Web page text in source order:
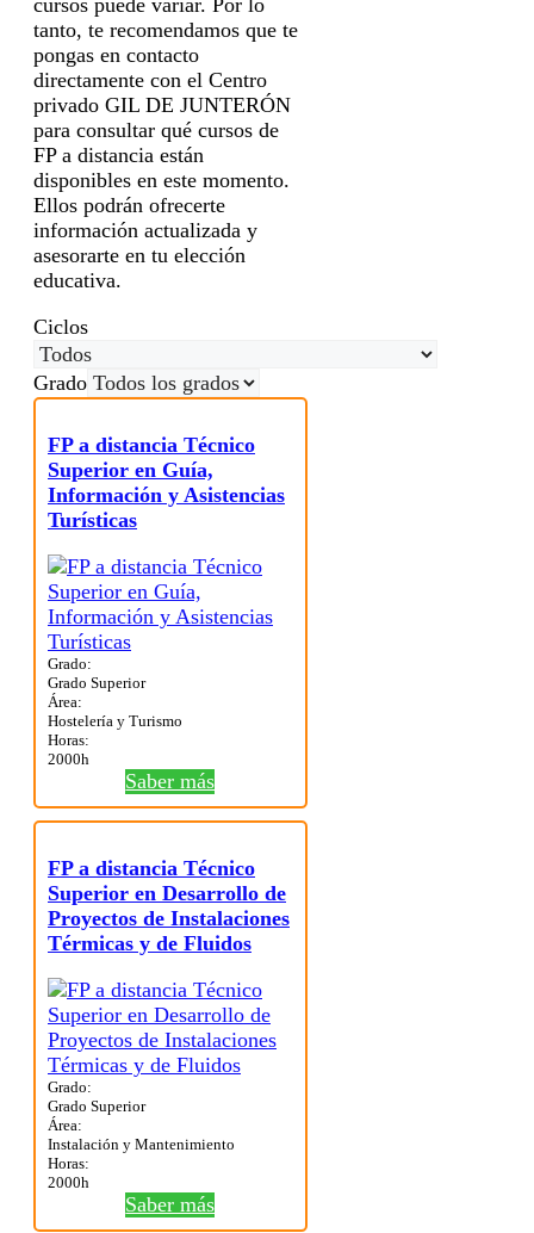
cursos puede variar. Por lo
tanto, te recomendamos que te
pongas en contacto
directamente con el Centro
privado GIL DE JUNTERÓN
para consultar qué cursos de
FP a distancia están
disponibles en este momento.
Ellos podrán ofrecerte
información actualizada y
asesorarte en tu elección
educativa.
Ciclos
Grado
FP a distancia Técnico
Superior en Guía,
Información y Asistencias
Turísticas
Grado:
Grado Superior
Área:
Hostelería y Turismo
Horas:
2000h
Saber más
FP a distancia Técnico
Superior en Desarrollo de
Proyectos de Instalaciones
Térmicas y de Fluidos
Grado:
Grado Superior
Área:
Instalación y Mantenimiento
Horas:
2000h
Saber más